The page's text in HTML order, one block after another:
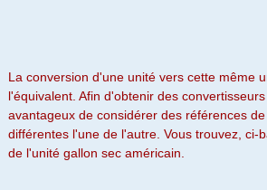
La conversion d'une unité vers cette même
l'équivalent. Afin d'obtenir des
avantageux de considérer des références
différentes l'une de l'autre. Vous trouvez, ci-
de l'unité gallon sec américain.